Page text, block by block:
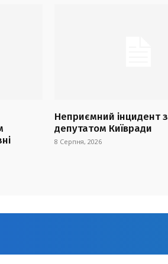
Неприємний інцидент з
депутатом Київради
8 Серпня, 2026